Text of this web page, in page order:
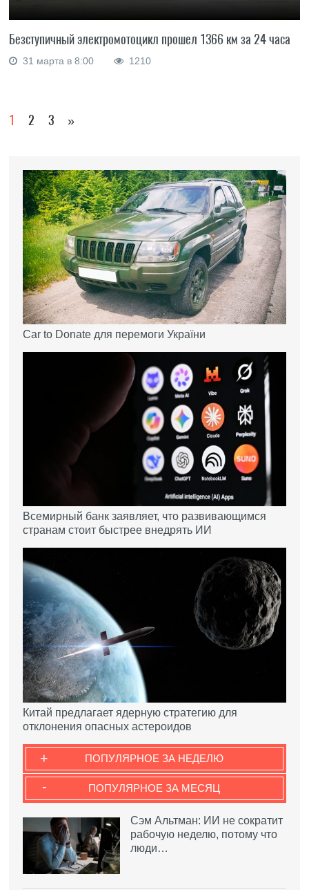
Безступичный электромотоцикл прошел 1366 км за 24 часа
31 марта в 8:00 1210
1 2 3 »
Car to Donate для перемоги України
Всемирный банк заявляет, что развивающимся
странам стоит быстрее внедрять ИИ
Китай предлагает ядерную стратегию для
отклонения опасных астероидов
ПОПУЛЯРНОЕ ЗА НЕДЕЛЮ
+
ПОПУЛЯРНОЕ ЗА МЕСЯЦ
-
Сэм Альтман: ИИ не сократит
рабочую неделю, потому что
люди…